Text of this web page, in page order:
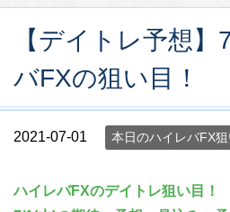
【デイトレ予想
バFXの狙い目！
2021-07-01 本日のハイレバFX狙
ハイレバFXのデイトレ狙い目！